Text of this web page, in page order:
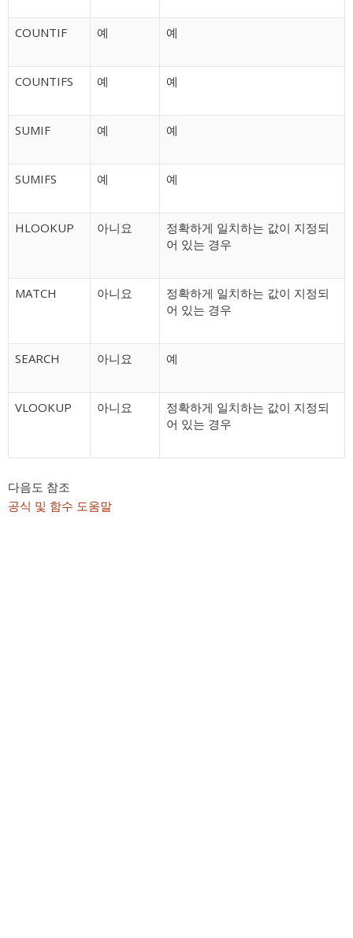
COUNTIF 예 예
COUNTIFS 예 예
SUMIF 예 예
SUMIFS 예 예
HLOOKUP 아니요
정확하게 일치하는 값이 지정되
어 있는 경우
MATCH 아니요
정확하게 일치하는 값이 지정되
어 있는 경우
SEARCH 아니요 예
VLOOKUP 아니요
정확하게 일치하는 값이 지정되
어 있는 경우
다음도 참조
공식 및 함수 도움말